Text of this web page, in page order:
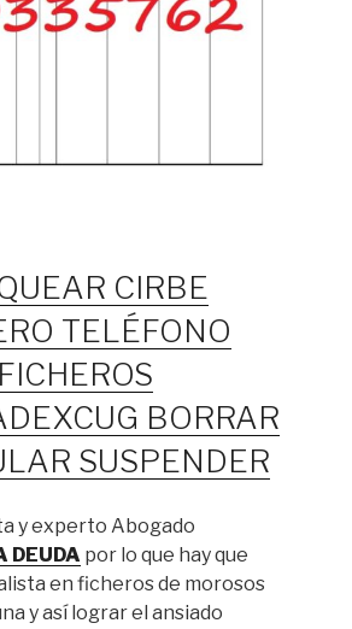
CIRBE
TELÉFONO
BORRAR
SUSPENDER
y experto Abogado
DEUDA por lo que hay que
en ficheros de morosos
y así lograr el ansiado